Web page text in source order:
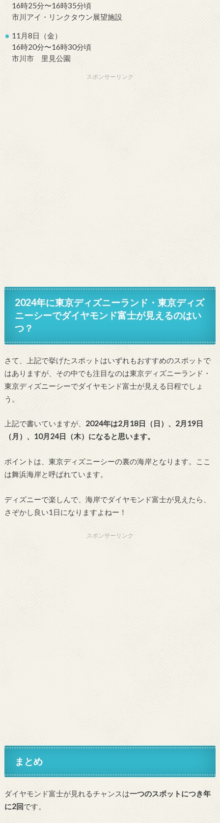
16時25分〜16時35分頃
市川アイ・リンクタウン展望施設
11月8日（金）
16時20分〜16時30分頃
市川市 里見公園
スポンサーリンク
2024年に東京ディズニーランド・東京ディズ
ニーシーでダイヤモンド富士が見えるのはい
つ？
さて、上記で挙げたスポットはいずれもおすすめのスポットで
はありますが、その中でも注目なのは東京ディズニーランド・
東京ディズニーシーでダイヤモンド富士が見える日程でしょ
う。
上記で書いていますが、 2024年は2月18日（日）、2月19日
（月）、10月24日（木）になると思います。
ポイントは、東京ディズニーシーの裏の海岸となります。ここ
は舞浜海岸と呼ばれています。
ディズニーで楽しんで、海岸でダイヤモンド富士が見えたら、
さぞかし良い1日になりますよねー！
スポンサーリンク
まとめ
ダイヤモンド富士が見れるチャンスは一つのスポットにつき年
に2回です。